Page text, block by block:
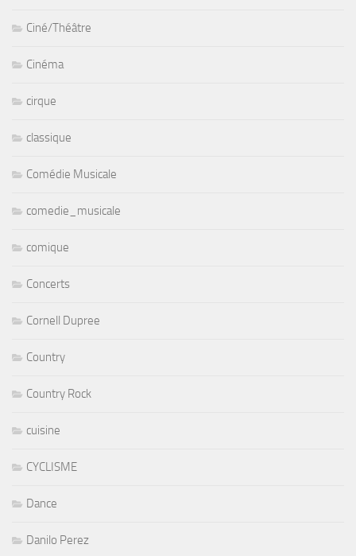
Ciné/Théâtre
Cinéma
cirque
classique
Comédie Musicale
comedie_musicale
comique
Concerts
Cornell Dupree
Country
Country Rock
cuisine
CYCLISME
Dance
Danilo Perez